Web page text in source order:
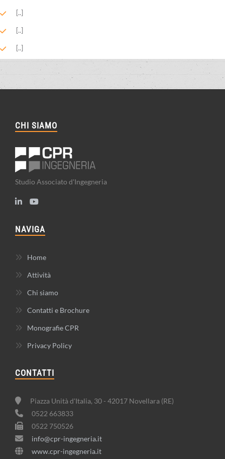
[..]
[..]
[..]
CHI SIAMO
Studio Associato d'Ingegneria
NAVIGA
Home
Attività
Chi siamo
Contatti e Brochure
Monografie CPR
Privacy Policy
CONTATTI
Piazza Unità d'Italia, 30 - 42017 Novellara (RE)
0522 663833
0522 750526
info@cpr-ingegneria.it
www.cpr-ingegneria.it